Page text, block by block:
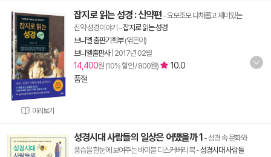
미리보기
잡지로 읽는 성경 : 신약편 - 요모조모 다채롭고 재미있는
신약 성경이야기 -잡지로 읽는 성경
브니엘 출판기획부(엮은이)
브니엘출판사| 2017년 02월
14,400원 (10% 할인 / 800원)
10.0
품절
성경시대 사람들의 일상은 어땠을까 1 - 성경 속 문화와
풍습을 한눈에 보여주는 바이블 디스커버리 북-성경시대 사람들